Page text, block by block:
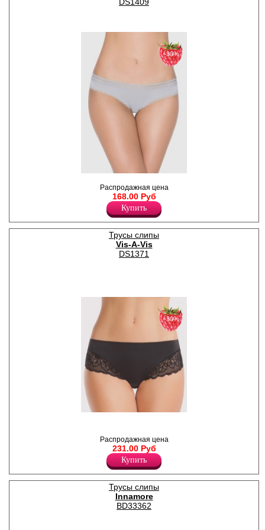
задней деталью,
декоративные резинки по
поясу и ножке.
Лайкра 5%
Бамбук 95%
−30%
Распродажная цена
168.00 Руб
Купить
Трусы слипы
Vis-A-Vis
DS1371
ножке вставки из фактурного
кружева.
Лайкра 15%
Полиамид 85%
−30%
Распродажная цена
231.00 Руб
Купить
Трусы слипы
Innamore
BD33362